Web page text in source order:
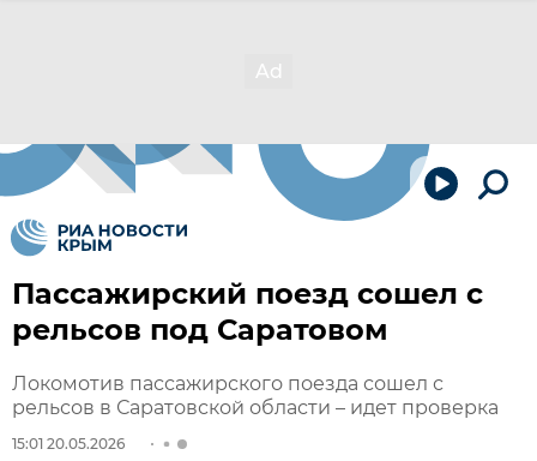
Пассажирский поезд сошел с
рельсов под Саратовом
Локомотив пассажирского поезда сошел с
рельсов в Саратовской области – идет проверка
15:01 20.05.2026